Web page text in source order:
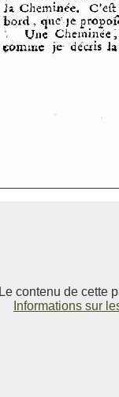
Le contenu de cette
Informations sur